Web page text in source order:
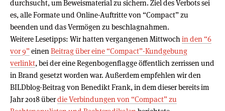
durchsucht, um Beweismaterial zu sichern. Ziel des Verbots sei
es, alle Formate und Online-Auftritte von “Compact” zu
beenden und das Vermögen zu beschlagnahmen.
Weitere Lesetipps: Wir hatten vergangenen Mittwoch in den “6
vor 9”einen Beitrag über eine “Compact”-Kundgebung
verlinkt, bei der eine Regenbogenflagge öffentlich zerrissen und
in Brand gesetzt worden war. Außerdem empfehlen wir den
BILDblog-Beitrag von Benedikt Frank, in dem dieser bereits im
Jahr 2018 überdie Verbindungen von “Compact” zu